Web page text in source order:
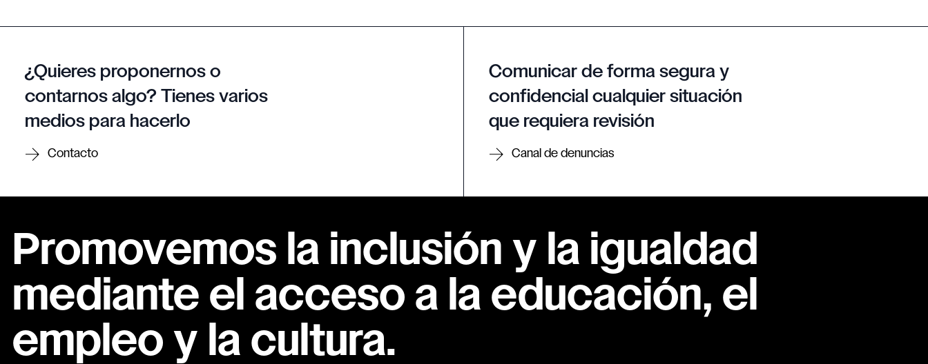
¿Quieres proponernos o
contarnos algo? Tienes varios
medios para hacerlo
Contacto
Comunicar de forma segura y
confidencial cualquier situación
que requiera revisión
Canal de denuncias
Promovemos la inclusión y la igualdad
mediante el acceso a la educación, el
empleo y la cultura.